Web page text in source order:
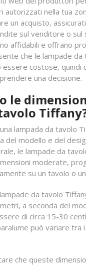
autorizzati nella tua
un acquisto,
sul venditore o
affidabili e offrano
che le lampade da
essere costose, quindi
una decisione.
le
lampada da tavolo
del modello e del
le lampade da
moderate,
su un tavolo o
da tavolo
a seconda del
di circa 15-30
può variare tra
che queste